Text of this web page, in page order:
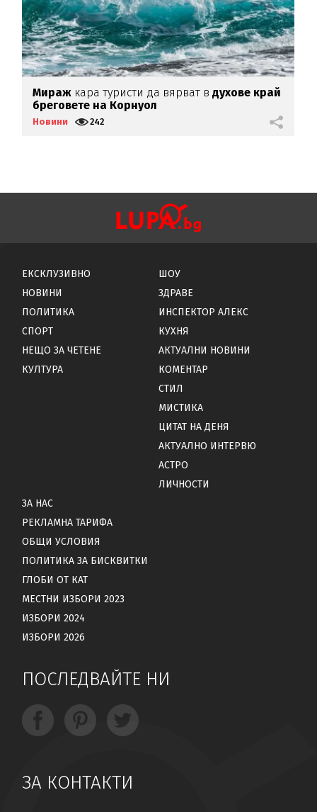
Мираж кара туристи да вярват вдухове край
бреговете на Корнуол
Новини 242
ЕКСКЛУЗИВНО
НОВИНИ
ПОЛИТИКА
СПОРТ
НЕЩО ЗА ЧЕТЕНЕ
КУЛТУРА
ШОУ
ЗДРАВЕ
ИНСПЕКТОР АЛЕКС
КУХНЯ
АКТУАЛНИ НОВИНИ
КОМЕНТАР
СТИЛ
МИСТИКА
ЦИТАТ НА ДЕНЯ
АКТУАЛНО ИНТЕРВЮ
АСТРО
ЛИЧНОСТИ
ЗА НАС
РЕКЛАМНА ТАРИФА
ОБЩИ УСЛОВИЯ
ПОЛИТИКА ЗА БИСКВИТКИ
ГЛОБИ ОТ КАТ
МЕСТНИ ИЗБОРИ 2023
ИЗБОРИ 2024
ИЗБОРИ 2026
ПОСЛЕДВАЙТЕ НИ
ЗА КОНТАКТИ